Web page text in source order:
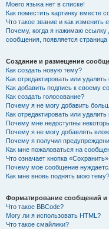
Моего языка нет в списке!
Как поместить картинку вместе
Что такое звание и как изменить
Почему, когда я нажимаю ссылку
сообщения, появляется страница
Создание и размещение
Как создать новую тему?
Как отредактировать или
Как добавить подпись к своему
Как создать голосование?
Почему я не могу добавить
Как отредактировать или удалить
Почему мне недоступны
Почему я не могу добавлять
Почему я получил
Как мне пожаловаться на
Что означает кнопка
Почему мое сообщение
Как мне вновь поднять мою тему?
Форматирование сообщений и
Что такое BBCode?
Могу ли я использовать HTML?
Что такое смайлики?